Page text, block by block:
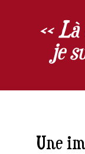
« Là
je
Une